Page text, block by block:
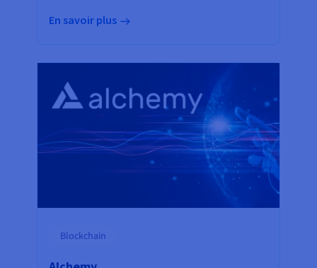
En savoir plus
Blockchain